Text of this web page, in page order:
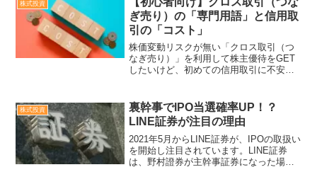
株式投資
ぎ売り）の「専門用語」と信用取
引の「コスト」
株価変動リスクが無い「クロス取引（つ
なぎ売り）」を利用して株主優待をGET
したいけど、初めての信用取引に不安を
て複雑です。「想像以上に手数料が高く
ならないかな？」「逆日...
株式投資
裏幹事でIPO当選確率UP！？
LINE証券が注目の理由
2021年5月からLINE証券が、IPOの取扱い
を開始し注目されています。LINE証券
は、野村證券が主幹事証券になった場合